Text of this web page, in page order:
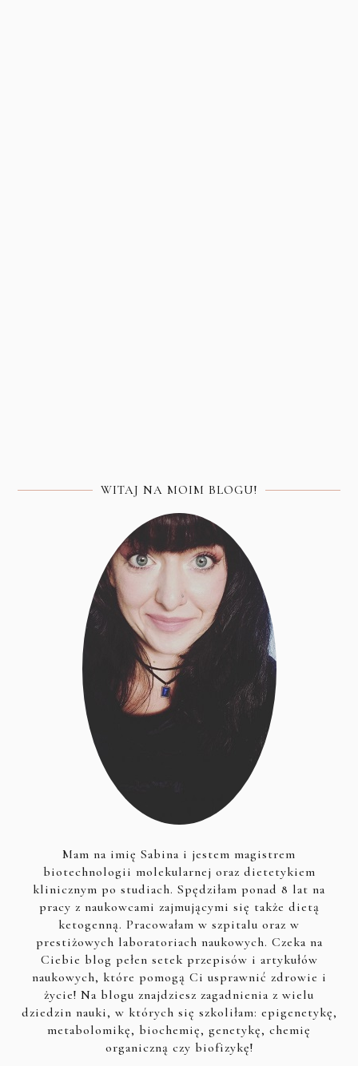
WITAJ NA MOIM BLOGU!
Mam na imię Sabina i jestem magistrem
biotechnologii molekularnej oraz dietetykiem
klinicznym po studiach. Spędziłam ponad 8 lat na
pracy z naukowcami zajmującymi się także dietą
ketogenną. Pracowałam w szpitalu oraz w
prestiżowych laboratoriach naukowych. Czeka na
Ciebie blog pełen setek przepisów i artykułów
naukowych, które pomogą Ci usprawnić zdrowie i
życie! Na blogu znajdziesz zagadnienia z wielu
dziedzin nauki, w których się szkoliłam: epigenetykę,
metabolomikę, biochemię, genetykę, chemię
organiczną czy biofizykę!